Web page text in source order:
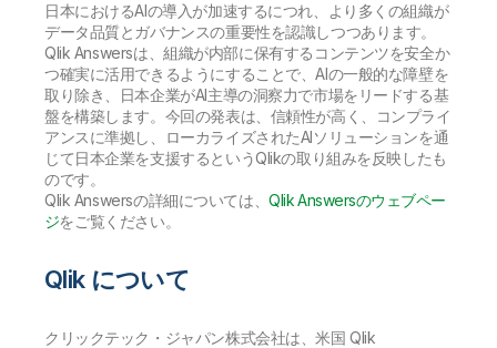
日本におけるAIの導入が加速するにつれ、より多くの組織が
データ品質とガバナンスの重要性を認識しつつあります。
Qlik Answersは、組織が内部に保有するコンテンツを安全か
つ確実に活用できるようにすることで、AIの一般的な障壁を
取り除き、日本企業がAI主導の洞察力で市場をリードする基
盤を構築します。今回の発表は、信頼性が高く、コンプライ
アンスに準拠し、ローカライズされたAIソリューションを通
じて日本企業を支援するというQlikの取り組みを反映したも
のです。
Qlik Answersの詳細については、Qlik Answersのウェブペー
ジをご覧ください。
Qlik について
クリックテック・ジャパン株式会社は、米国 Qlik